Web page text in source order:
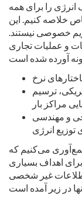
را برای همه
خلاصه کنیم. این
خصوصی نیستند.
و عملیات تجاری
ترسیم
و مهندسی
می‌کنیم که
اهداف بسیاری
اطلاعات غیر شخصی